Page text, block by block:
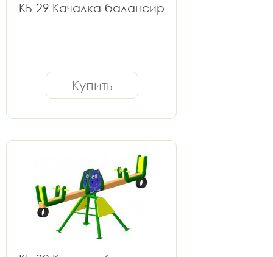
КБ-29 Качалка-балансир
Купить